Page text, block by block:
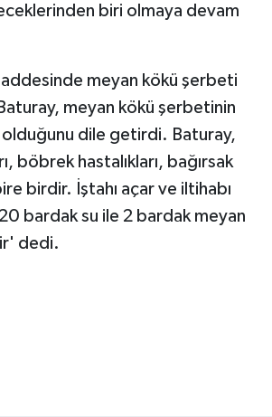
biri olmaya devam
meyan kökü şerbeti
meyan kökü şerbetinin
dile getirdi. Baturay,
böbrek hastalıkları, bağırsak
birdir. İştahı açar ve iltihabı
bardak su ile 2 bardak meyan
dedi.